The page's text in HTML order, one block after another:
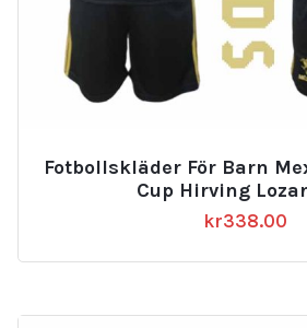
Fotbollskläder För Barn
Cup Hirving
kr338.00